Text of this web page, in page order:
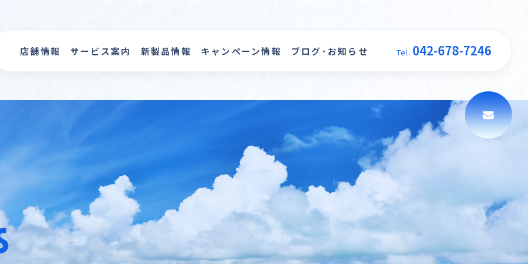
店舗情報 サービス案内 新製品情報 キャンペーン情報 ブログ･お知らせ Tel. 042-678-7246